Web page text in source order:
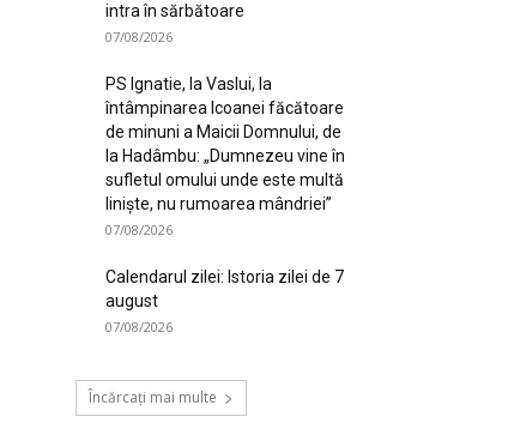
intra în sărbătoare
07/08/2026
PS Ignatie, la Vaslui, la
întâmpinarea Icoanei făcătoare
de minuni a Maicii Domnului, de
la Hadâmbu: „Dumnezeu vine în
sufletul omului unde este multă
liniște, nu rumoarea mândriei”
07/08/2026
Calendarul zilei: Istoria zilei de 7
august
07/08/2026
Încărcați mai multe